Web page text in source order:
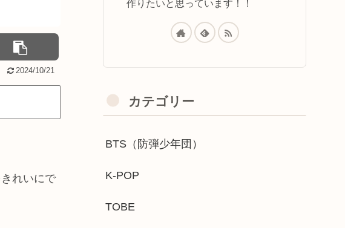
2024/10/21
れいにで
作りたいと思っています！！
カテゴリー
BTS（防弾少年団）
K-POP
TOBE